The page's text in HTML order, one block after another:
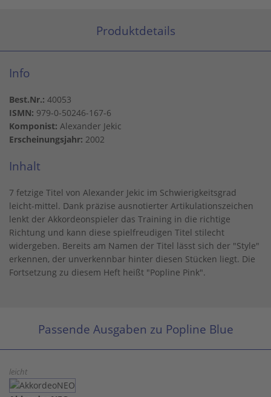
Produktdetails
Info
Best.Nr.: 40053
ISMN: 979-0-50246-167-6
Komponist: Alexander Jekic
Erscheinungsjahr: 2002
Inhalt
7 fetzige Titel von Alexander Jekic im Schwierigkeitsgrad
leicht-mittel. Dank präzise ausnotierter Artikulationszeichen
lenkt der Akkordeonspieler das Training in die richtige
Richtung und kann diese spielfreudigen Titel stilecht
widergeben. Bereits am Namen der Titel lässt sich der "Style"
erkennen, der unverkennbar hinter diesen Stücken liegt. Die
Fortsetzung zu diesem Heft heißt "Popline Pink".
Passende Ausgaben zu Popline Blue
leicht